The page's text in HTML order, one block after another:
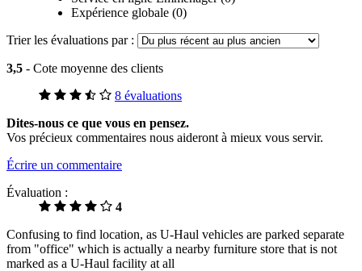
Expérience globale (0)
Trier les évaluations par :
3,5 - Cote moyenne des clients
8 évaluations
Dites-nous ce que vous en pensez.
Vos précieux commentaires nous aideront à mieux vous servir.
Écrire un commentaire
Évaluation :
4
Confusing to find location, as U-Haul vehicles are parked separate
from "office" which is actually a nearby furniture store that is not
marked as a U-Haul facility at all